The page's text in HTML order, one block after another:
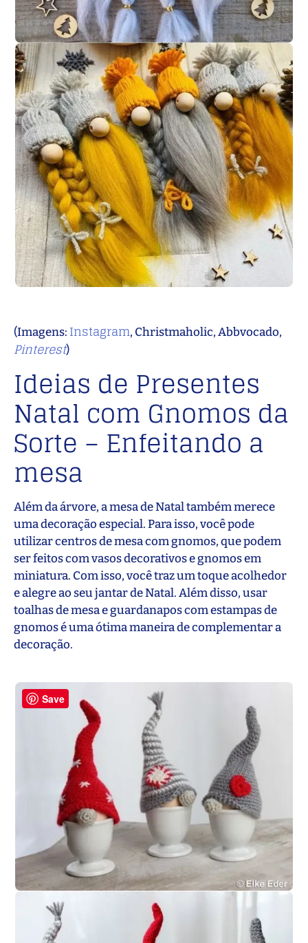
(Imagens: Instagram, Christmaholic, Abbvocado,
Pinterest)
Ideias de Presentes
Natal com Gnomos da
Sorte – Enfeitando a
mesa
Além da árvore, a mesa de Natal também merece
uma decoração especial. Para isso, você pode
utilizar centros de mesa com gnomos, que podem
ser feitos com vasos decorativos e gnomos em
miniatura. Com isso, você traz um toque acolhedor
e alegre ao seu jantar de Natal. Além disso, usar
toalhas de mesa e guardanapos com estampas de
gnomos é uma ótima maneira de complementar a
decoração.
Save